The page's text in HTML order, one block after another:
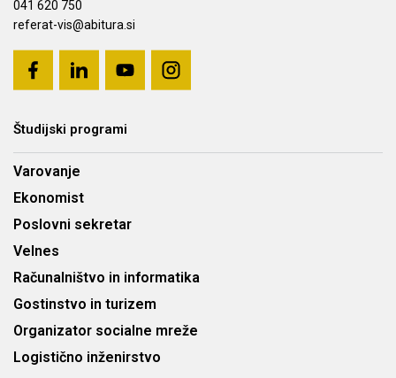
041 620 750
referat-vis@abitura.si
Študijski programi
Varovanje
Ekonomist
Poslovni sekretar
Velnes
Računalništvo in informatika
Gostinstvo in turizem
Organizator socialne mreže
Logistično inženirstvo